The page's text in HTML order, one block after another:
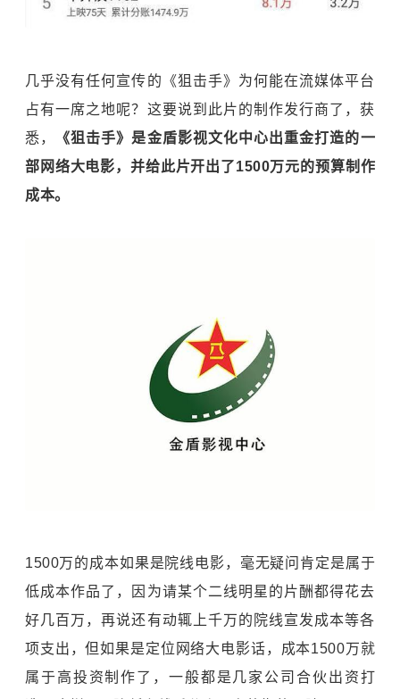
几乎没有任何宣传的《狙击手》为何能在流媒体平台
占有一席之地呢？这要说到此片的制作发行商了，获
悉，
《狙击手》是金盾影视文化中心出重金打造的一
部网络大电影，并给此片开出了1500万元的预算制作
成本。
1500万的成本如果是院线电影，毫无疑问肯定是属于
低成本作品了，因为请某个二线明星的片酬都得花去
好几百万，再说还有动辄上千万的院线宣发成本等各
项支出，但如果是定位网络大电影话，成本1500万就
属于高投资制作了，一般都是几家公司合伙出资打